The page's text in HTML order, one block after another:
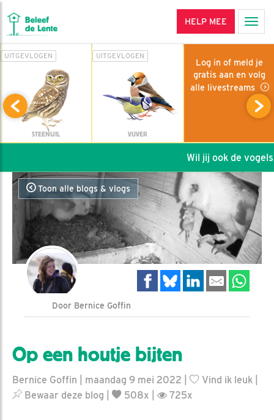
HELP MEE
UITGEVLOGEN
STEENUIL
UITGEVLOGEN
VIJVER
Log in of meld je
gratis aan en volg
alle livestreams
Wil jij ook de vogels
Toon alle blogs & vlogs
Door Bernice Goffin
Op een houtje bijten
Bernice Goffin | maandag 9 mei 2022 | Vind ik leuk
Bewaar deze blog
508x | 725x